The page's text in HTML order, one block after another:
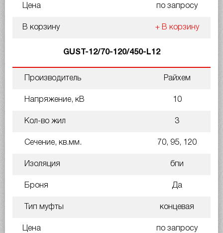
Цена по запросу
В корзину + В корзину
GUST-12/70-120/450-L12
Производитель Райхем
Напряжение, кВ 10
Кол-во жил 3
Сечение, кв.мм. 70, 95, 120
Изоляция бпи
Броня Да
Тип муфты концевая
Цена по запросу